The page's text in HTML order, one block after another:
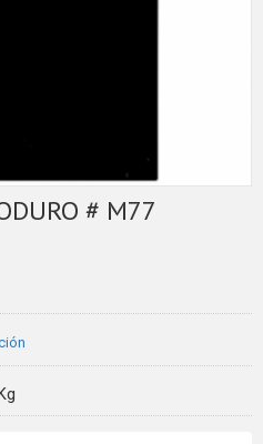
# M77